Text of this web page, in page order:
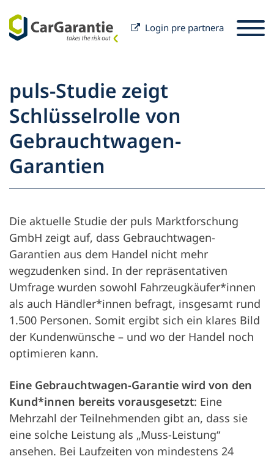
Login pre partnera
Partner
Majiteľ vozidla
Servis a podpora
Partner
Majiteľ vozidla
Firma
puls-Studie zeigt
Schlüsselrolle von
Gebrauchtwagen-
Garantien
Die aktuelle Studie der puls Marktforschung
GmbH zeigt auf, dass Gebrauchtwagen-
Garantien aus dem Handel nicht mehr
wegzudenken sind. In der repräsentativen
Umfrage wurden sowohl Fahrzeugkäufer*innen
als auch Händler*innen befragt, insgesamt rund
1.500 Personen. Somit ergibt sich ein klares Bild
der Kundenwünsche – und wo der Handel noch
optimieren kann.
Eine Gebrauchtwagen-Garantie wird von den
Kund*innen bereits vorausgesetzt: Eine
Mehrzahl der Teilnehmenden gibt an, dass sie
eine solche Leistung als „Muss-Leistung“
ansehen. Bei Laufzeiten von mindestens 24